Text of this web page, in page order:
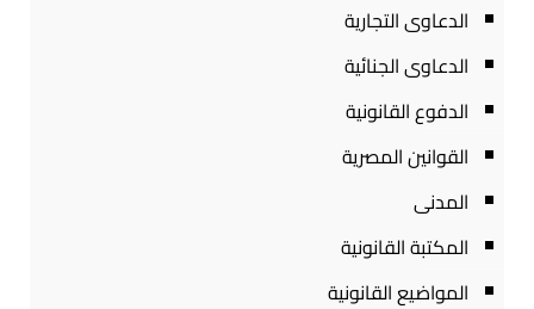
الدعاوى التجارية
الدعاوى الجنائية
الدفوع القانونية
القوانين المصرية
المدنى
المكتبة القانونية
المواضيع القانونية